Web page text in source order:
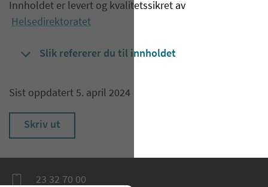
Innholdet er levert og kvalitetssikret av
Helsedirektoratet
Slik refererer du til innholdet
Sist oppdatert 5. april 2024
Skriv ut